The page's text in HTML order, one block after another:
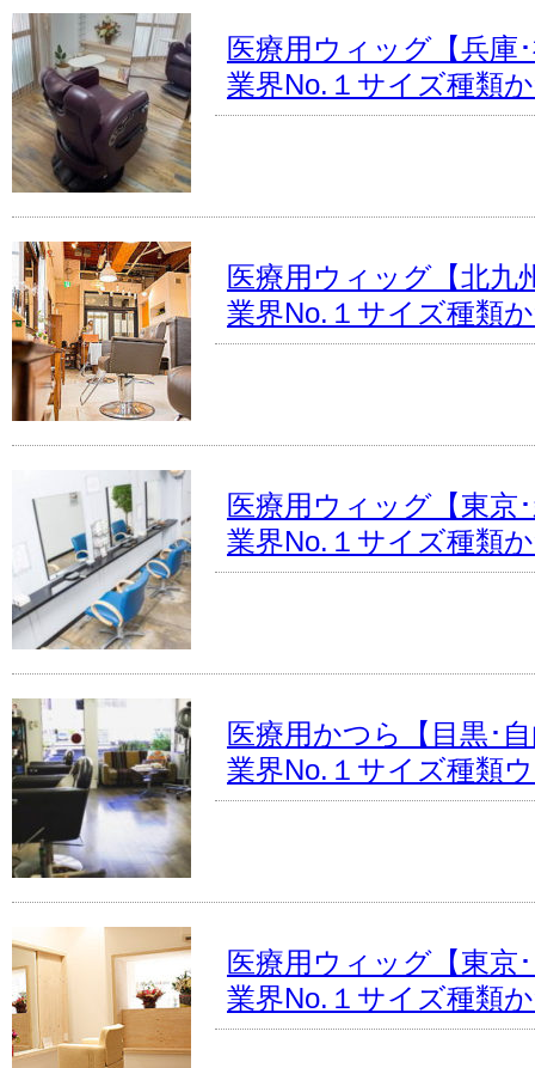
医療用ウィッグ【兵庫
業界No.１サイズ種類
医療用ウィッグ【北九
業界No.１サイズ種類
医療用ウィッグ【東京
業界No.１サイズ種類
医療用かつら【目黒･
業界No.１サイズ種類
医療用ウィッグ【東京
業界No.１サイズ種類